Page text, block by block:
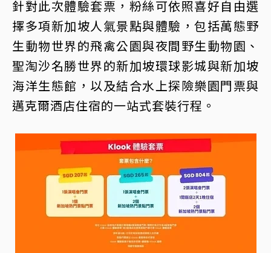
針對此次體驗套票，粉絲可依照喜好自由選
擇多項新加坡人氣景點與體驗，包括萬態野
生動物世界的飛禽公園與夜間野生動物園、
聖淘沙名勝世界的新加坡環球影城與新加坡
海洋生態館，以及結合水上探險樂園門票與
邁克爾酒店住宿的一站式套裝行程。